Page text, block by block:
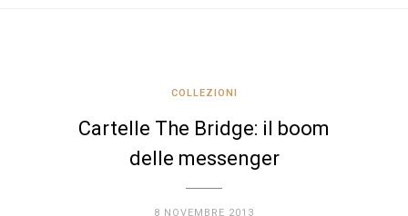
COLLEZIONI
Cartelle The Bridge: il boom
delle messenger
8 NOVEMBRE 2013